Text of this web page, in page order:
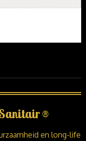
®
en long-life